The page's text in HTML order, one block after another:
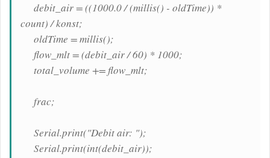
debit_air = ((1000.0 / (millis() - oldTime)) *
count) / konst;
oldTime = millis();
flow_mlt = (debit_air / 60) * 1000;
total_volume += flow_mlt;
frac;
Serial.print("Debit air: ");
Serial.print(int(debit_air));